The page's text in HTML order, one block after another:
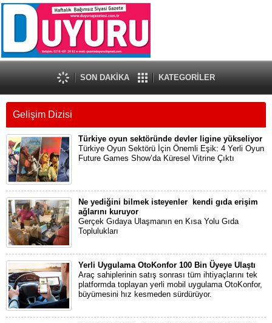
SON DAKİKA KATEGORİLER
Gelişim Dizisi
Türkiye oyun sektöründe devler ligine yükseliyor
Türkiye Oyun Sektörü İçin Önemli Eşik: 4 Yerli Oyun
Future Games Show’da Küresel Vitrine Çıktı
Ne yediğini bilmek isteyenler kendi gıda erişim
ağlarını kuruyor
Gerçek Gıdaya Ulaşmanın en Kısa Yolu Gıda
Toplulukları
Yerli Uygulama OtoKonfor 100 Bin Üyeye Ulaştı
Araç sahiplerinin satış sonrası tüm ihtiyaçlarını tek
platformda toplayan yerli mobil uygulama OtoKonfor,
büyümesini hız kesmeden sürdürüyor.